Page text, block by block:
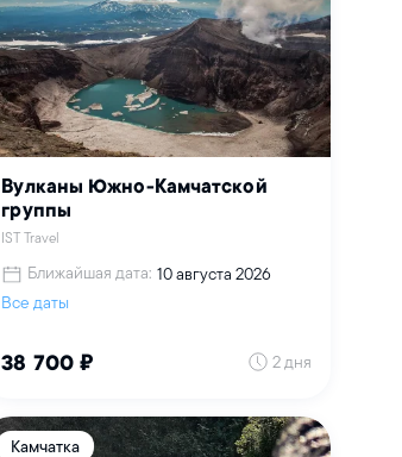
Вулканы Южно-Камчатской
группы
IST Travel
Ближайшая дата: 10 августа 2026
Все даты
38 700 ₽ 2 дня
Камчатка